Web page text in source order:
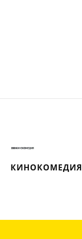
КИНОКОМЕДИЯ